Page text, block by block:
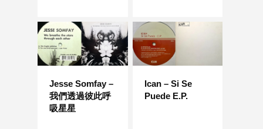
Jesse Somfay –
我們透過彼此呼
吸星星
Ican – Si Se
Puede E.P.